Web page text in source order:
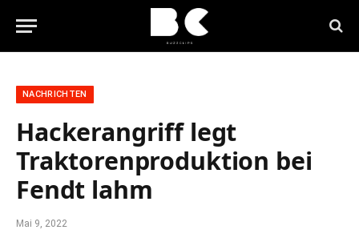
NACHRICHTEN
Hackerangriff legt
Traktorenproduktion bei
Fendt lahm
Mai 9, 2022